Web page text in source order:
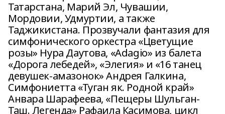
Татарстана, Марий Эл, Чувашии,
Мордовии, Удмуртии, а также
Таджикистана. Прозвучали фантазия для
симфонического оркестра «Цветущие
розы» Нура Даутова, «Adagio» из балета
«Дорога лебедей», «Элегия» и «16 танец
девушек-амазонок» Андрея Галкина,
Симфониетта «Туган як. Родной край»
Анвара Шарафеева, «Пещеры Шульган-
Таш. Легенда» Рафаила Касимова, цикл